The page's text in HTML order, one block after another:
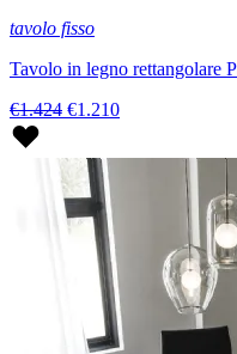
tavolo fisso
Tavolo in legno rettangolare
€1.424 €1.210